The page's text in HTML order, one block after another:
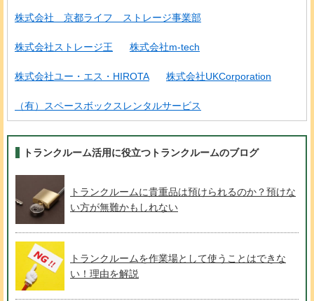
株式会社 京都ライフ ストレージ事業部
株式会社ストレージ王 株式会社m-tech
株式会社ユー・エス・HIROTA 株式会社UKCorporation
（有）スペースボックスレンタルサービス
トランクルーム活用に役立つトランクルームのブログ
トランクルームに貴重品は預けられるのか？預けな
い方が無難かもしれない
トランクルームを作業場として使うことはできな
い！理由を解説